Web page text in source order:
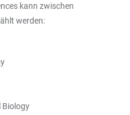
kann zwischen
werden:
Biology